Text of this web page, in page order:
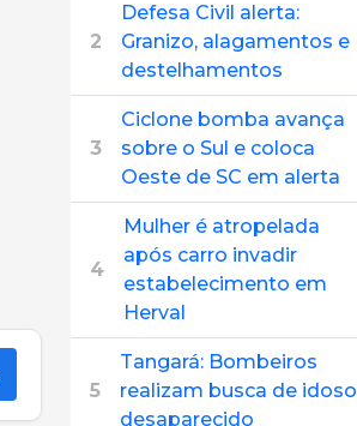
2
Defesa Civil alerta:
Granizo, alagamentos e
destelhamentos
3
Ciclone bomba avança
sobre o Sul e coloca
Oeste de SC em alerta
4
Mulher é atropelada
após carro invadir
estabelecimento em
Herval
5
Tangará: Bombeiros
realizam busca de idoso
desaparecido